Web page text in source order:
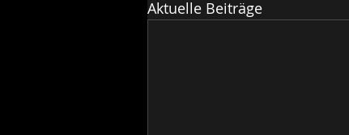
Aktuelle Beiträge